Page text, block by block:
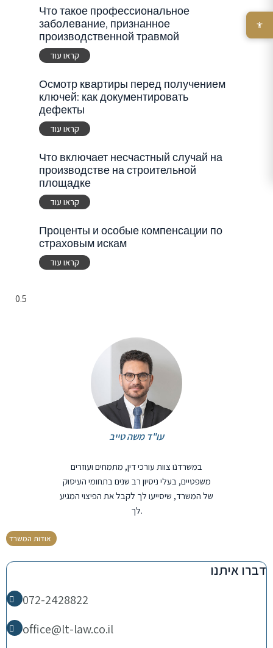
Что такое профессиональное
заболевание, признанное
производственной травмой
קראו עוד
Осмотр квартиры перед получением
ключей: как документировать
дефекты
קראו עוד
Что включает несчастный случай на
производстве на строительной
площадке
קראו עוד
Проценты и особые компенсации по
страховым искам
קראו עוד
עו"ד משה טייב
במשרדנו צוות עורכי דין, מתמחים ועוזרים
משפטיים, בעלי ניסיון רב שנים בתחומי העיסוק
של המשרד, שיסייעו לך לקבל את הפיצוי המגיע
לך.
אודות המשרד
דברו איתנו
072-2428822
office@lt-law.co.il